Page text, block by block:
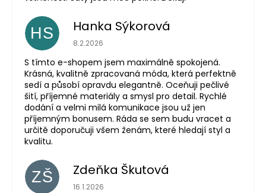
HS Hanka Sýkorová
Hodnocení obchodu je 5 z 5 hvězdiček.
8.2.2026
S tímto e-shopem jsem maximálně spokojená.
Krásná, kvalitně zpracovaná móda, která perfektně
sedí a působí opravdu elegantně. Oceňuji pečlivé
šití, příjemné materiály a smysl pro detail. Rychlé
dodání a velmi milá komunikace jsou už jen
příjemným bonusem. Ráda se sem budu vracet a
určitě doporučuji všem ženám, které hledají styl a
kvalitu.
ZŠ Zdeňka Škutová
Hodnocení obchodu je 5 z 5 hvězdiček.
16.1.2026